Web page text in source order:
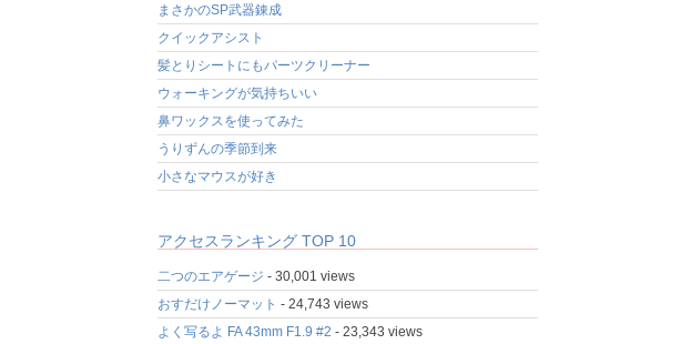
まさかのSP武器錬成
クイックアシスト
髪とりシートにもパーツクリーナー
ウォーキングが気持ちいい
鼻ワックスを使ってみた
うりずんの季節到来
小さなマウスが好き
アクセスランキング TOP 10
二つのエアゲージ - 30,001 views
おすだけノーマット - 24,743 views
よく写るよ FA 43mm F1.9 #2 - 23,343 views